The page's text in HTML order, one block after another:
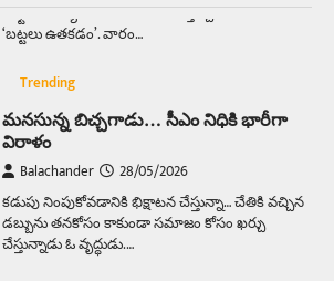
సాఫ్ట్‌వేర్ ఉద్యోగి వరకు అందరికీ గుర్తొచ్చే మొదటి పని
‘బట్టలు ఉతకడం’. వారం…
Trending
మనసున్న బిచ్చగాడు… సీఎం నిధికి భారీగా
విరాళం
Balachander 28/05/2026
కడుపు నింపుకోవడానికి భిక్షాటన చేస్తున్నా… చేతికి వచ్చిన
డబ్బును తనకోసం కాకుండా సమాజం కోసం ఖర్చు
చేస్తున్నాడు ఓ వృద్ధుడు.…